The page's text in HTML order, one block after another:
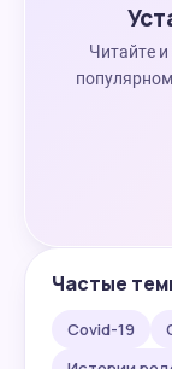
Читайте
Частые
Covid-19